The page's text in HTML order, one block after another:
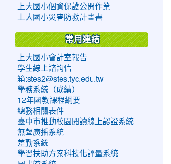
上大國小個資保護公開作業
上大國小災害防救計畫書
常用連結
上大國小會計室報告
學生線上諮詢信
箱:stes2@stes.tyc.edu.tw
學務系統（成績）
12年國教課程綱要
總務相關表件
臺中市推動校園閱讀線上認證系統
無聲廣播系統
差勤系統
學習扶助方案科技化評量系統